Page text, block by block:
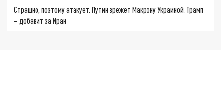
Страшно, поэтому атакует. Путин врежет Макрону Украиной. Трамп
– добавит за Иран